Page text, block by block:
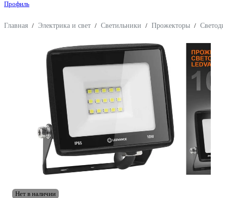
Профиль
Главная / Электрика и свет / Светильники / Прожекторы /
Нет в наличии